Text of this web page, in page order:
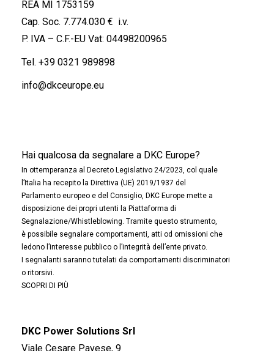
REA MI 1753159
Cap. Soc. 7.774.030 € i.v.
P. IVA – C.F.-EU Vat: 04498200965
Tel. +39 0321 989898
info@dkceurope.eu
Hai qualcosa da segnalare a DKC Europe?
In ottemperanza al Decreto Legislativo 24/2023, col quale
l’Italia ha recepito la Direttiva (UE) 2019/1937 del
Parlamento europeo e del Consiglio, DKC Europe mette a
disposizione dei propri utenti la Piattaforma di
Segnalazione/Whistleblowing. Tramite questo strumento,
è possibile segnalare comportamenti, atti od omissioni che
ledono l’interesse pubblico o l’integrità dell’ente privato.
I segnalanti saranno tutelati da comportamenti discriminatori
o ritorsivi.
SCOPRI DI PIÙ
DKC Power Solutions Srl
Viale Cesare Pavese, 9